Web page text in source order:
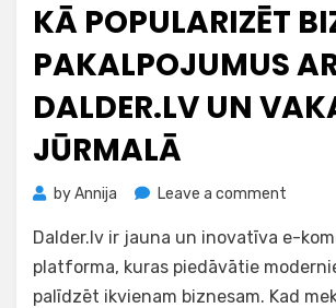
KĀ POPULARIZĒT
PAKALPOJUMUS
DALDER.LV UN
JŪRMALĀ
byAnnija Leave a comment
Dalder.lv ir jauna un inovatīva e-
platforma, kuras piedāvātie
palīdzēt ikvienam biznesam. Kad